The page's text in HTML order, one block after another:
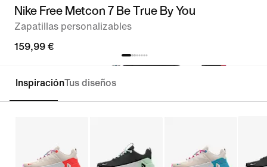
Nike Free Metcon 7 Be True By You
Zapatillas personalizables
159,99 €
Personalizar
InspiraciónTus diseños